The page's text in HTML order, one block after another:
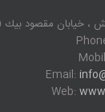
، خيابان مقصود بيك
Email:
Web: